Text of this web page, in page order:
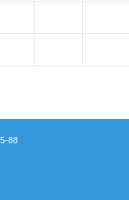
88